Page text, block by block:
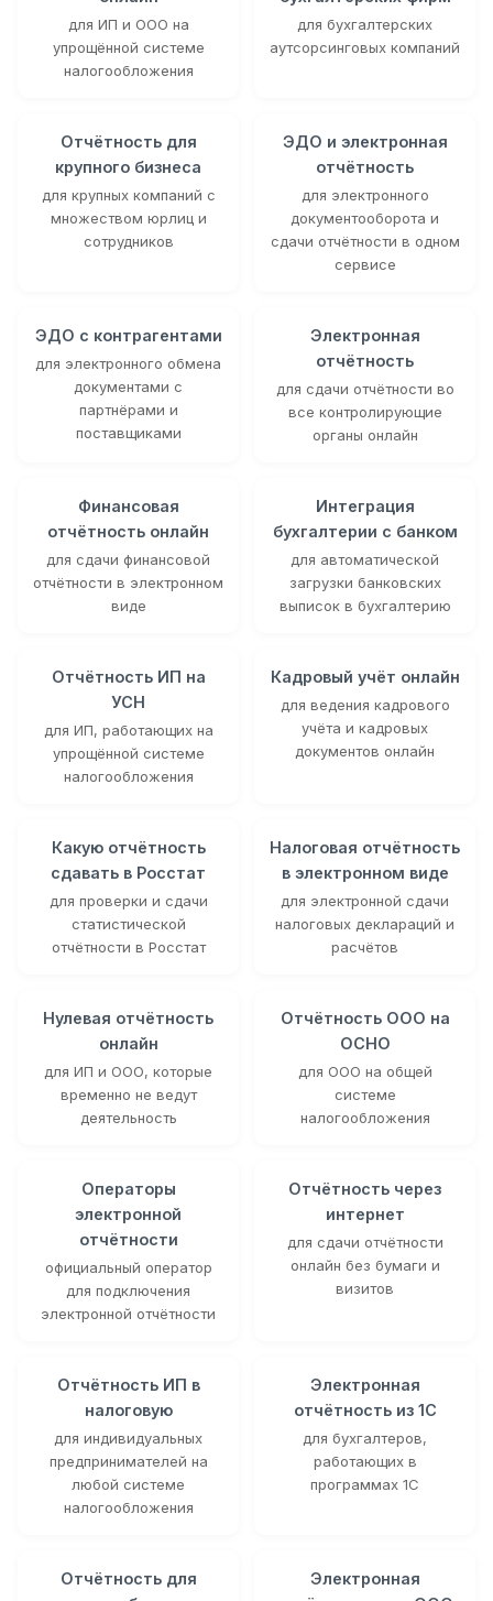
для ИП и ООО на
упрощённой системе
налогообложения
для бухгалтерских
аутсорсинговых компаний
Отчётность для
крупного бизнеса
для крупных компаний с
множеством юрлиц и
сотрудников
ЭДО и электронная
отчётность
для электронного
документооборота и
сдачи отчётности в одном
сервисе
ЭДО с контрагентами
для электронного обмена
документами с
партнёрами и
поставщиками
Электронная
отчётность
для сдачи отчётности во
все контролирующие
органы онлайн
Финансовая
отчётность онлайн
для сдачи финансовой
отчётности в электронном
виде
Интеграция
бухгалтерии с банком
для автоматической
загрузки банковских
выписок в бухгалтерию
Отчётность ИП на
УСН
для ИП, работающих на
упрощённой системе
налогообложения
Кадровый учёт онлайн
для ведения кадрового
учёта и кадровых
документов онлайн
Какую отчётность
сдавать в Росстат
для проверки и сдачи
статистической
отчётности в Росстат
Налоговая отчётность
в электронном виде
для электронной сдачи
налоговых деклараций и
расчётов
Нулевая отчётность
онлайн
для ИП и ООО, которые
временно не ведут
деятельность
Отчётность ООО на
ОСНО
для ООО на общей
системе
налогообложения
Операторы
электронной
отчётности
официальный оператор
для подключения
электронной отчётности
Отчётность через
интернет
для сдачи отчётности
онлайн без бумаги и
визитов
Отчётность ИП в
налоговую
для индивидуальных
предпринимателей на
любой системе
налогообложения
Электронная
отчётность из 1С
для бухгалтеров,
работающих в
программах 1С
Отчётность для
Электронная